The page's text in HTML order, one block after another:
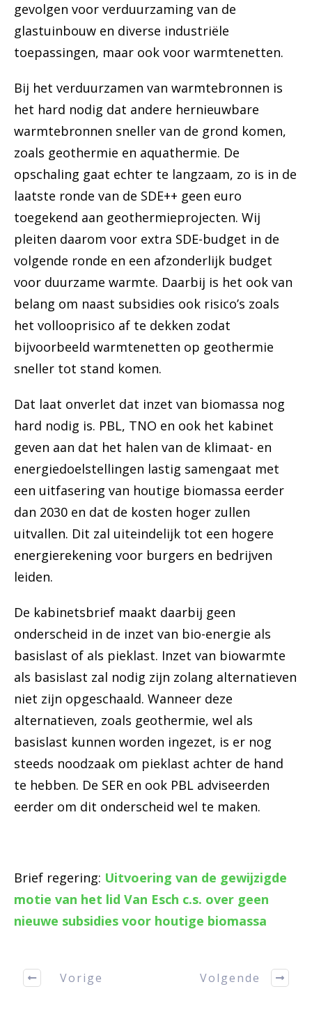
gevolgen voor verduurzaming van de
glastuinbouw en diverse industriële
toepassingen, maar ook voor warmtenetten.
Bij het verduurzamen van warmtebronnen is
het hard nodig dat andere hernieuwbare
warmtebronnen sneller van de grond komen,
zoals geothermie en aquathermie. De
opschaling gaat echter te langzaam, zo is in de
laatste ronde van de SDE++ geen euro
toegekend aan geothermieprojecten. Wij
pleiten daarom voor extra SDE-budget in de
volgende ronde en een afzonderlijk budget
voor duurzame warmte. Daarbij is het ook van
belang om naast subsidies ook risico’s zoals
het vollooprisico af te dekken zodat
bijvoorbeeld warmtenetten op geothermie
sneller tot stand komen.
Dat laat onverlet dat inzet van biomassa nog
hard nodig is. PBL, TNO en ook het kabinet
geven aan dat het halen van de klimaat- en
energiedoelstellingen lastig samengaat met
een uitfasering van houtige biomassa eerder
dan 2030 en dat de kosten hoger zullen
uitvallen. Dit zal uiteindelijk tot een hogere
energierekening voor burgers en bedrijven
leiden.
De kabinetsbrief maakt daarbij geen
onderscheid in de inzet van bio-energie als
basislast of als pieklast. Inzet van biowarmte
als basislast zal nodig zijn zolang alternatieven
niet zijn opgeschaald. Wanneer deze
alternatieven, zoals geothermie, wel als
basislast kunnen worden ingezet, is er nog
steeds noodzaak om pieklast achter de hand
te hebben. De SER en ook PBL adviseerden
eerder om dit onderscheid wel te maken.
Brief regering: Uitvoering van de gewijzigde
motie van het lid Van Esch c.s. over geen
nieuwe subsidies voor houtige biomassa
Vorige Volgende